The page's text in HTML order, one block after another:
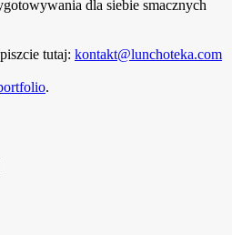
dla siebie smacznych
tutaj: kontakt@lunchoteka.com
.